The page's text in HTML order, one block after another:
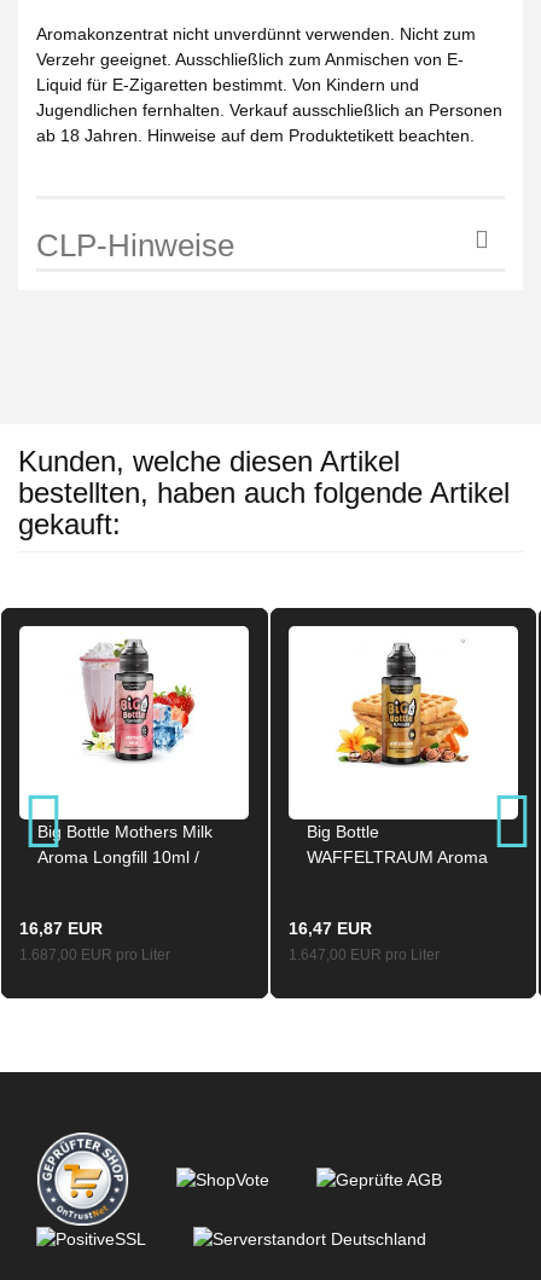
Aromakonzentrat nicht unverdünnt verwenden. Nicht zum
Verzehr geeignet. Ausschließlich zum Anmischen von E-
Liquid für E-Zigaretten bestimmt. Von Kindern und
Jugendlichen fernhalten. Verkauf ausschließlich an Personen
ab 18 Jahren. Hinweise auf dem Produktetikett beachten.
CLP-Hinweise
Kunden, welche diesen Artikel
bestellten, haben auch folgende Artikel
gekauft:
Big Bottle Mothers Milk
Aroma Longfill 10ml /
16,87 EUR
1.687,00 EUR pro Liter
Big Bottle
WAFFELTRAUM Aroma
16,47 EUR
1.647,00 EUR pro Liter